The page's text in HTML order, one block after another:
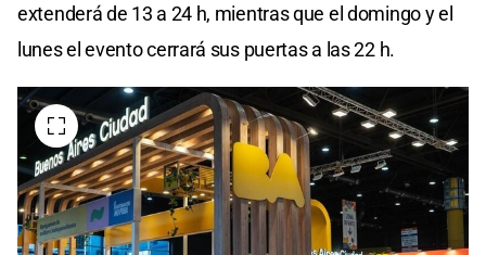
extenderá de 13 a 24 h, mientras que el domingo y el
lunes el evento cerrará sus puertas a las 22 h.